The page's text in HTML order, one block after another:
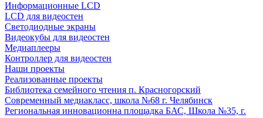
Информационные LCD
LCD для видеостен
Светодиодные экраны
Видеокубы для видеостен
Медиаплееры
Контроллер для видеостен
Наши проекты
Реализованные проекты
Библиотека семейного чтения п. Красногорский
Современный медиакласс, школа №68 г. Челябинск
Региональная инновационна площадка БАС, Школа №35, г.